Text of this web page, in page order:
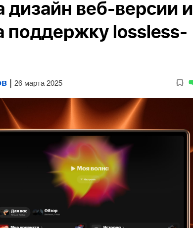
дизайн веб-версии и
поддержку lossless-
| 26 марта 2025